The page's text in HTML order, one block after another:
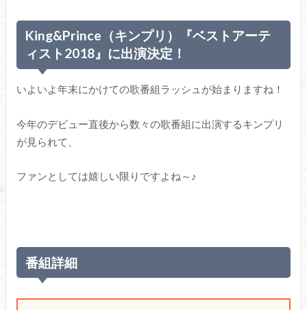
King&Prince（キンプリ）
『ベストアーテ
ィスト2018』に出演決定！
いよいよ年末にかけての歌番組ラッシュが始まりますね！
今年のデビュー直後から数々の歌番組に出演するキンプリ
が見られて、
ファンとしては嬉しい限りですよね～♪
番組詳細